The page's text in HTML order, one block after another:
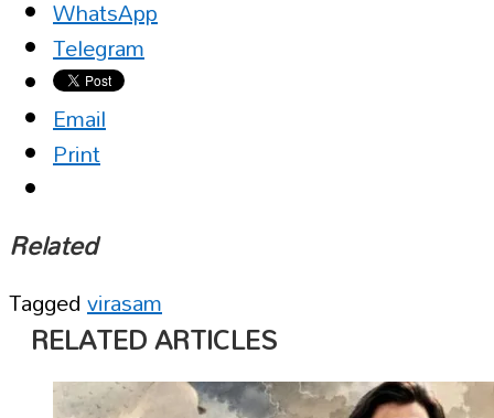
WhatsApp
Telegram
Email
Print
Related
Taggedvirasam
RELATED ARTICLES